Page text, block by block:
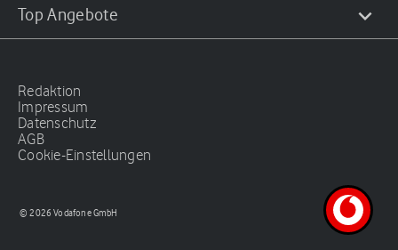
Top Angebote
Redaktion
Impressum
Datenschutz
AGB
Cookie-Einstellungen
© 2026 Vodafone GmbH